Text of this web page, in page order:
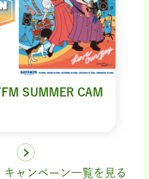
SUMMER CAM
キャンペーン一覧を見る